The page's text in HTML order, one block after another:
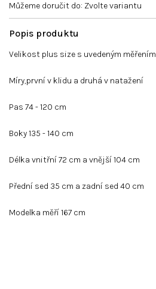
Velikost plus size s uvedeným měřením
Míry,první v klidu a druhá v natažení
Pas 74 - 120 cm
Boky 135 - 140 cm
Délka vnitřní 72 cm a vnější 104 cm
Přední sed 35 cm a zadní sed 40 cm
Modelka měří 167 cm
Můžeme doručit do: Zvolte variantu